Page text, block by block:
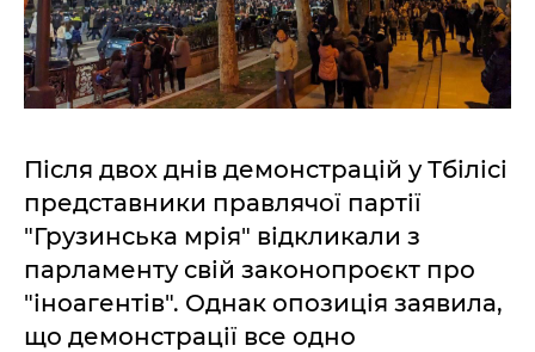
Після двох днів демонстрацій у Тбілісі
представники правлячої партії
"Грузинська мрія" відкликали з
парламенту свій законопроєкт про
"іноагентів". Однак опозиція заявила,
що демонстрації все одно